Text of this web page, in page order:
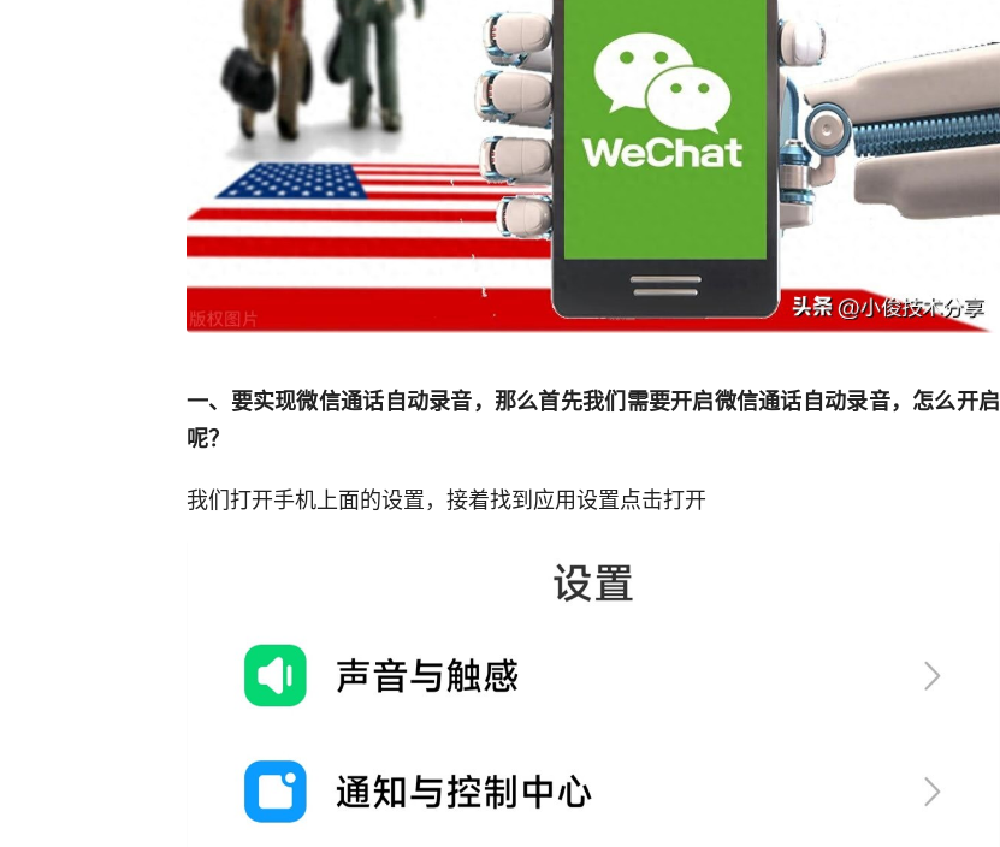
一、要实现微信通话自动录音，那么首先我们需要开启微信通话自动录音，怎么开启
呢？
我们打开手机上面的设置，接着找到应用设置点击打开